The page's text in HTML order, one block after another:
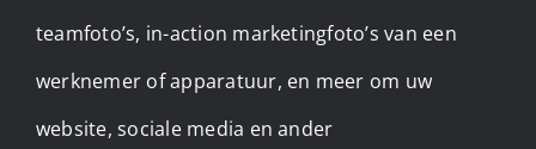
teamfoto’s, in-action marketingfoto’s van een
werknemer of apparatuur, en meer om uw
website, sociale media en ander